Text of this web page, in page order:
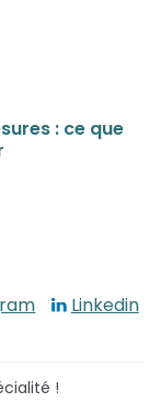
: ce que
Linkedin
!